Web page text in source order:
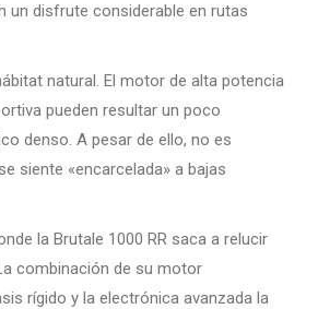
un disfrute considerable en rutas
natural. El motor de alta potencia
pueden resultar un poco
denso. A pesar de ello, no es
siente «encarcelada» a bajas
la Brutale 1000 RR saca a relucir
combinación de su motor
rígido y la electrónica avanzada la